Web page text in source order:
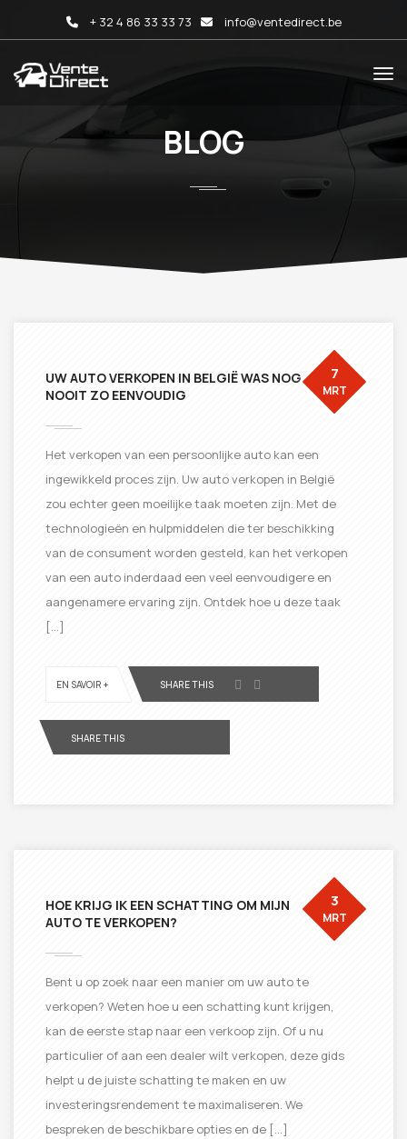
+ 32 4 86 33 33 73 info@ventedirect.be
BLOG
UW AUTO VERKOPEN IN BELGIË WAS NOG
NOOIT ZO EENVOUDIG
7
MRT
Het verkopen van een persoonlijke auto kan een
ingewikkeld proces zijn. Uw auto verkopen in België
zou echter geen moeilijke taak moeten zijn. Met de
technologieën en hulpmiddelen die ter beschikking
van de consument worden gesteld, kan het verkopen
van een auto inderdaad een veel eenvoudigere en
aangenamere ervaring zijn. Ontdek hoe u deze taak
[…]
EN SAVOIR + SHARE THIS
SHARE THIS
HOE KRIJG IK EEN SCHATTING OM MIJN
AUTO TE VERKOPEN?
3
MRT
Bent u op zoek naar een manier om uw auto te
verkopen? Weten hoe u een schatting kunt krijgen,
kan de eerste stap naar een verkoop zijn. Of u nu
particulier of aan een dealer wilt verkopen, deze gids
helpt u de juiste schatting te maken en uw
investeringsrendement te maximaliseren. We
bespreken de beschikbare opties en de […]